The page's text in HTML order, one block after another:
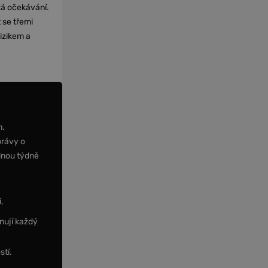
očekávání.
se třemi
a
o
týdně
každý